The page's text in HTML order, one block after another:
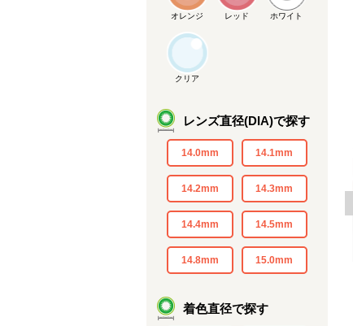
オレンジ レッド ホワイト
クリア
レンズ直径(DIA)で探す
14.0mm 14.1mm
14.2mm 14.3mm
14.4mm 14.5mm
14.8mm 15.0mm
着色直径で探す